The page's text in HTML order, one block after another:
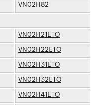
VN02H82
VN02H21ETO
VN02H22ETO
VN02H31ETO
VN02H32ETO
VN02H41ETO